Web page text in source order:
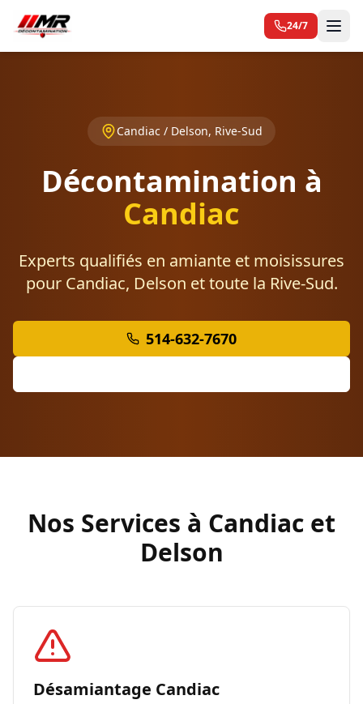
24/7
Candiac / Delson, Rive-Sud
Décontamination à
Candiac
Experts qualifiés en amiante et moisissures
pour Candiac, Delson et toute la Rive-Sud.
514-632-7670
Nos Services à Candiac et
Delson
Désamiantage Candiac